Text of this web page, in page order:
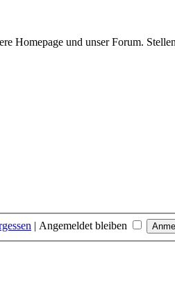
Homepage und unser Forum.
| Angemeldet bleiben